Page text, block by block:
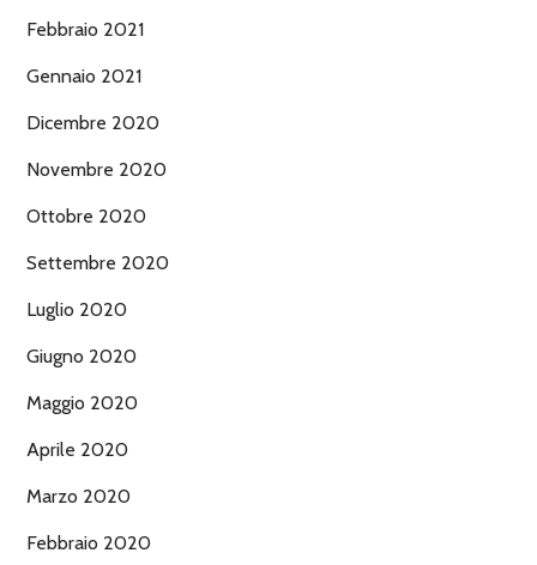
Febbraio 2021
Gennaio 2021
Dicembre 2020
Novembre 2020
Ottobre 2020
Settembre 2020
Luglio 2020
Giugno 2020
Maggio 2020
Aprile 2020
Marzo 2020
Febbraio 2020